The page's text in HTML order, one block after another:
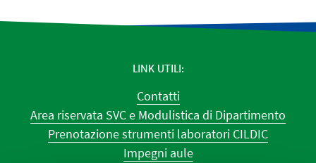
LINK UTILI
Contatti
Area riservata SVC e Modulistica di Dipartimento
Prenotazione strumenti laboratori CILDIC
Impegni aule